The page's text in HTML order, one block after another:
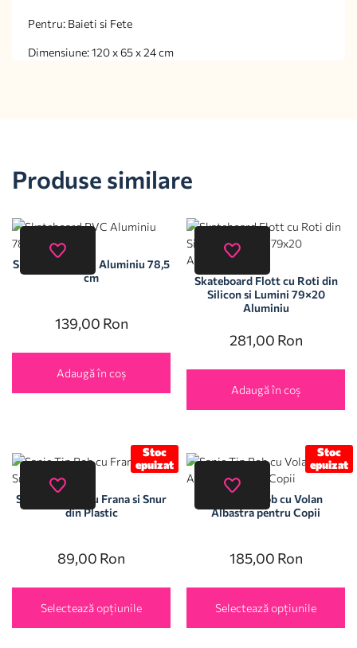
Pentru: Baieti si Fete
Dimensiune: 120 x 65 x 24 cm
Produse similare
Skateboard PVC Aluminiu 78,5
cm
139,00 Ron
Adaugă în coș
Skateboard Flott cu Roti din
Silicon si Lumini 79×20
Aluminiu
281,00 Ron
Adaugă în coș
Stoc
epuizat
Sanie Tip Bob cu Frana si Snur
din Plastic
89,00 Ron
Selectează opțiunile
Stoc
epuizat
Sanie Tip Bob cu Volan
Albastra pentru Copii
185,00 Ron
Selectează opțiunile